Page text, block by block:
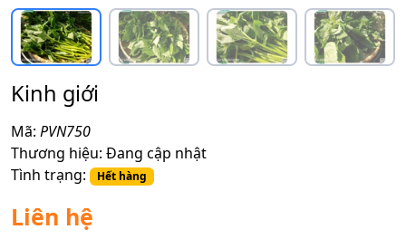
Kinh giới
Mã: PVN750
Thương hiệu: Đang cập nhật
Tình trạng:
Hết hàng
Liên hệ